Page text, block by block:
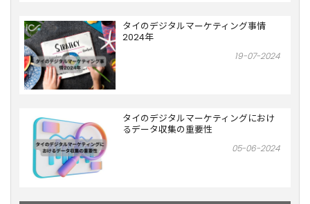
タイのデジタルマーケティング事情
2024年
19-07-2024
タイのデジタルマーケティングにおけ
るデータ収集の重要性
05-06-2024